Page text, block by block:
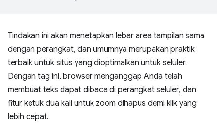
Tindakan ini akan menetapkan lebar area tampilan sama
dengan perangkat, dan umumnya merupakan praktik
terbaik untuk situs yang dioptimalkan untuk seluler.
Dengan tag ini, browser menganggap Anda telah
membuat teks dapat dibaca di perangkat seluler, dan
fitur ketuk dua kali untuk zoom dihapus demi klik yang
lebih cepat.